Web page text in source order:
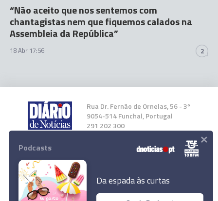
Bruxelas considera normais constrangimentos
“Não aceito que nos sentemos com
chantagistas nem que fiquemos calados na
Assembleia da República”
18 Abr 17:56 2
Rua Dr. Fernão de Ornelas, 56 - 3º
9054-514 Funchal, Portugal
291 202 300
Instale a nossa App
Podcasts
Da espada às curtas
×